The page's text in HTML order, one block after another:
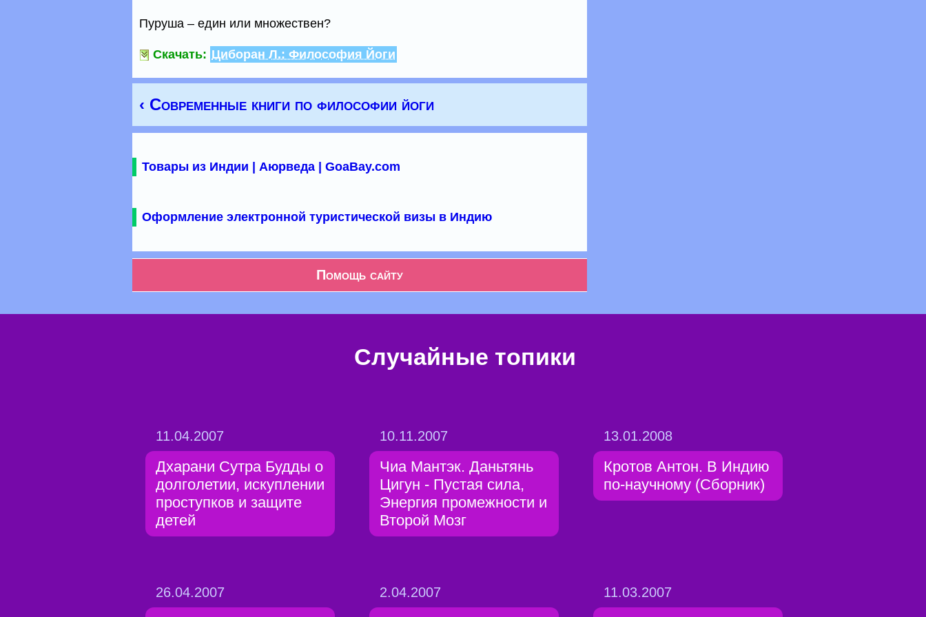
Пуруша – един или множествен?
Скачать: Циборан Л.: Философия Йоги
‹ Современные книги по философии йоги
Товары из Индии | Аюрведа | GoaBay.com
Оформление электронной туристической визы в Индию
Помощь сайту
Случайные топики
11.04.2007
Дхарани Сутра Будды о
долголетии, искуплении
проступков и защите
детей
10.11.2007
Чиа Мантэк. Даньтянь
Цигун - Пустая сила,
Энергия промежности и
Второй Мозг
13.01.2008
Кротов Антон. В Индию
по-научному (Сборник)
26.04.2007 2.04.2007 11.03.2007